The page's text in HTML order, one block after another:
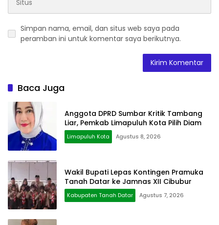
Simpan nama, email, dan situs web saya pada
peramban ini untuk komentar saya berikutnya.
Baca Juga
Anggota DPRD Sumbar Kritik Tambang
Liar, Pemkab Limapuluh Kota Pilih Diam
Limapuluh Kota Agustus 8, 2026
Wakil Bupati Lepas Kontingen Pramuka
Tanah Datar ke Jamnas XII Cibubur
Kabupaten Tanah Datar Agustus 7, 2026